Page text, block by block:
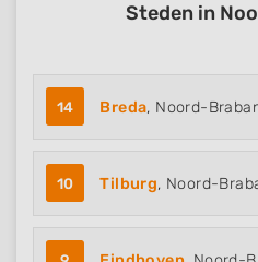
Steden in
14 Breda, Noord-
10 Tilburg, Noord-